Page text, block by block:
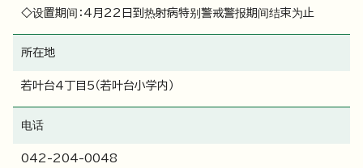
◇设置期间：4月22日到热射病特别警戒警报期间结束为止
所在地
若叶台4丁目5（若叶台小学内）
电话
042-204-0048